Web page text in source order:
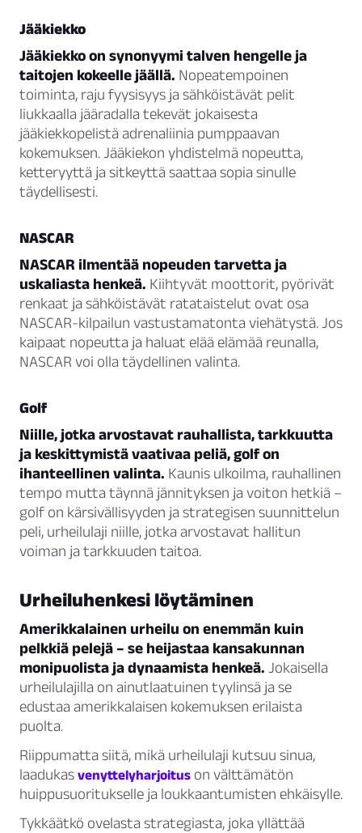
Jääkiekko
Jääkiekko on synonyymi talven hengelle ja
taitojen kokeelle jäällä. Nopeatempoinen
toiminta, raju fyysisyys ja sähköistävät pelit
liukkaalla jääradalla tekevät jokaisesta
jääkiekkopelistä adrenaliinia pumppaavan
kokemuksen. Jääkiekon yhdistelmä nopeutta,
ketteryyttä ja sitkeyttä saattaa sopia sinulle
täydellisesti.
NASCAR
NASCAR ilmentää nopeuden tarvetta ja
uskaliasta henkeä. Kiihtyvät moottorit, pyörivät
renkaat ja sähköistävät ratataistelut ovat osa
NASCAR-kilpailun vastustamatonta viehätystä. Jos
kaipaat nopeutta ja haluat elää elämää reunalla,
NASCAR voi olla täydellinen valinta.
Golf
Niille, jotka arvostavat rauhallista, tarkkuutta
ja keskittymistä vaativaa peliä, golf on
ihanteellinen valinta. Kaunis ulkoilma, rauhallinen
tempo mutta täynnä jännityksen ja voiton hetkiä –
golf on kärsivällisyyden ja strategisen suunnittelun
peli, urheilulaji niille, jotka arvostavat hallitun
voiman ja tarkkuuden taitoa.
Urheiluhenkesi löytäminen
Amerikkalainen urheilu on enemmän kuin
pelkkiä pelejä – se heijastaa kansakunnan
monipuolista ja dynaamista henkeä. Jokaisella
urheilulajilla on ainutlaatuinen tyylinsä ja se
edustaa amerikkalaisen kokemuksen erilaista
puolta.
Riippumatta siitä, mikä urheilulaji kutsuu sinua,
laadukas venyttelyharjoitus on välttämätön
huippusuoritukselle ja loukkaantumisten ehkäisylle.
Tykkäätkö ovelasta strategiasta, joka yllättää